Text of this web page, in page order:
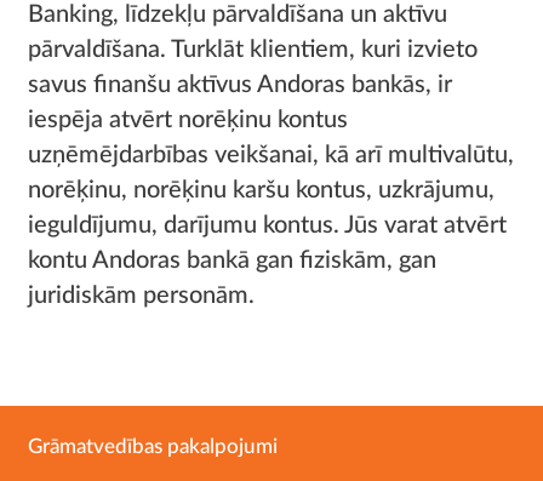
Banking, līdzekļu pārvaldīšana un aktīvu
pārvaldīšana. Turklāt klientiem, kuri izvieto
savus finanšu aktīvus Andoras bankās, ir
iespēja atvērt norēķinu kontus
uzņēmējdarbības veikšanai, kā arī multivalūtu,
norēķinu, norēķinu karšu kontus, uzkrājumu,
ieguldījumu, darījumu kontus. Jūs varat atvērt
kontu Andoras bankā gan fiziskām, gan
juridiskām personām.
Grāmatvedības pakalpojumi